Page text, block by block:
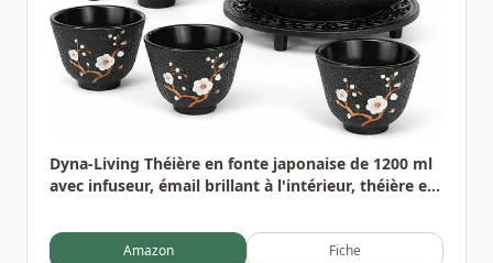
Dyna-Living Théière en fonte japonaise de 1200 ml
avec infuseur, émail brillant à l'intérieur, théière en
en fer pour cuisinière
Amazon Fiche